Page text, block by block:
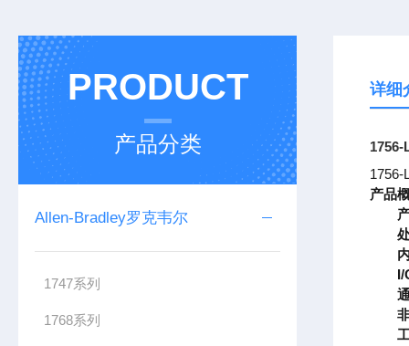
PRODUCT
产品分类
Allen-Bradley罗克韦尔
1747系列
1768系列
详细
1756-
1756-
产品
I/